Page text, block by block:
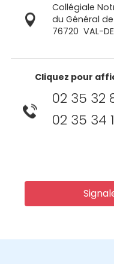
Collégiale
du Général
76720 VAL-
Cliquez pour
02 35 32
02 35 34